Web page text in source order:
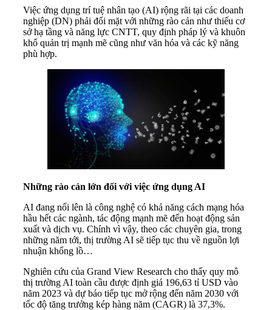
Việc ứng dụng trí tuệ nhân tạo (AI) rộng rãi tại các doanh
nghiệp (DN) phải đối mặt với những rào cản như thiếu cơ
sở hạ tầng và năng lực CNTT, quy định pháp lý và khuôn
khổ quản trị mạnh mẽ cũng như văn hóa và các kỹ năng
phù hợp.
Những rào cản lớn đối với việc ứng dụng AI
AI đang nổi lên là công nghệ có khả năng cách mạng hóa
hầu hết các ngành, tác động mạnh mẽ đến hoạt động sản
xuất và dịch vụ. Chính vì vậy, theo các chuyên gia, trong
những năm tới, thị trường AI sẽ tiếp tục thu về nguồn lợi
nhuận khổng lồ…
Nghiên cứu của Grand View Research cho thấy quy mô
thị trường AI toàn cầu được định giá 196,63 tỉ USD vào
năm 2023 và dự báo tiếp tục mở rộng đến năm 2030 với
tốc độ tăng trưởng kép hàng năm (CAGR) là 37,3%.